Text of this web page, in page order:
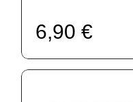
6,90 €